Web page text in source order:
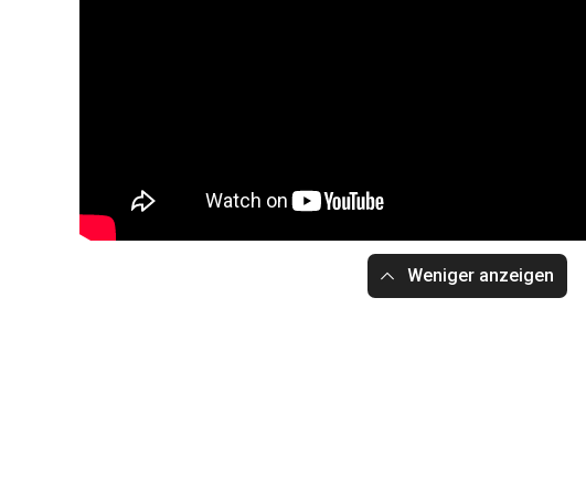
Weniger anzeigen